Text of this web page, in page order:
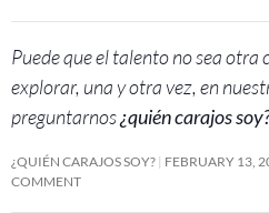
Puede que el talento no sea otra
explorar, una y otra vez, en
preguntarnos¿quién carajos
¿QUIÉN CARAJOS SOY? FEBRUARY 13,
COMMENT